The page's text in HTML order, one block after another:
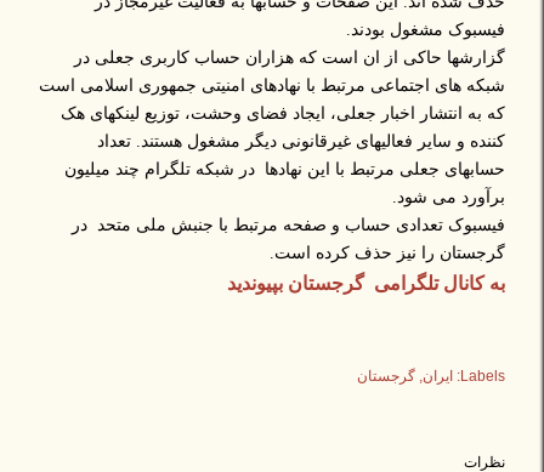
فیسبوک مشغول بودند.
گزارشها حاکی از ان است که هزاران حساب کاربری جعلی در
شبکه های اجتماعی مرتبط با نهادهای امنیتی جمهوری اسلامی است
که به انتشار اخبار جعلی، ایجاد فضای وحشت، توزیع لینکهای هک
کننده و سایر فعالیهای غیرقانونی دیگر مشغول هستند. تعداد
حسابهای جعلی مرتبط با این نهادها در شبکه تلگرام چند میلیون
برآورد می شود.
فیسبوک تعدادی حساب و صفحه مرتبط با جنبش ملی متحد در
گرجستان را نیز حذف کرده است.
به کانال تلگرامی گرجستان بپیوندید
Labels: ایران گرجستان
نظرات